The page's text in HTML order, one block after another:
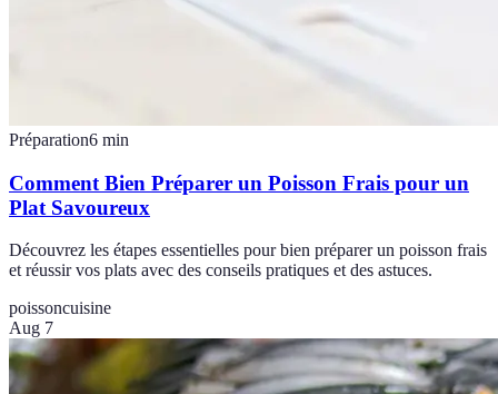
Préparation6 min
Comment Bien Préparer un Poisson Frais pour un
Plat Savoureux
Découvrez les étapes essentielles pour bien préparer un poisson frais
et réussir vos plats avec des conseils pratiques et des astuces.
poissoncuisine
Aug 7